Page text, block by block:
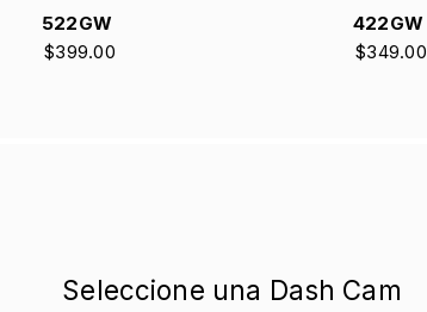
522GW
$399.00
422GW
$349.00
Seleccione una Dash Cam